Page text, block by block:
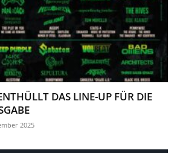
DAS LINE-UP FÜR DIE
2025